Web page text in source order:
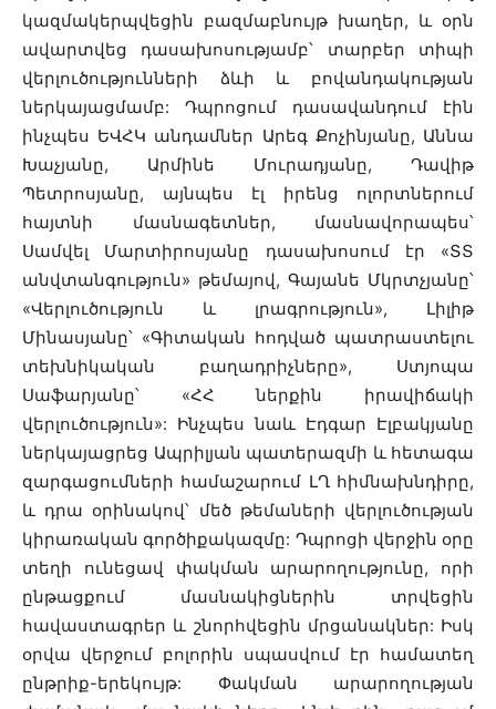
կազմակերպվեցին բազմաբնույթ խաղեր, և օրն
ավարտվեց դասախոսությամբ՝ տարբեր տիպի
վերլուծությունների ձևի և բովանդակության
ներկայացմամբ: Դպրոցում դասավանդում էին
ինչպես ԵՎՀԿ անդամներ Արեգ Քոչինյանը, Աննա
Խաչյանը, Արմինե Մուրադյանը, Դավիթ
Պետրոսյանը, այնպես էլ իրենց ոլորտներում
հայտնի մասնագետներ, մասնավորապես՝
Սամվել Մարտիրոսյանը դասախոսում էր «ՏՏ
անվտանգություն» թեմայով, Գայանե Մկրտչյանը՝
«Վերլուծություն և լրագրություն», Լիլիթ
Մինասյանը՝ «Գիտական հոդված պատրաստելու
տեխնիկական բաղադրիչները», Ստյոպա
Սաֆարյանը՝ «ՀՀ ներքին իրավիճակի
վերլուծություն»: Ինչպես նաև Էդգար Էլբակյանը
ներկայացրեց Ապրիլյան պատերազմի և հետագա
զարգացումների համաշարում ԼՂ հիմնախնդիրը,
և դրա օրինակով՝ մեծ թեմաների վերլուծության
կիրառական գործիքակազմը: Դպրոցի վերջին օրը
տեղի ունեցավ փակման արարողությունը, որի
ընթացքում մասնակիցներին տրվեցին
հավաստագրեր և շնորհվեցին մրցանակներ: Իսկ
օրվա վերջում բոլորին սպասվում էր համատեղ
ընթրիք-երեկույթ: Փակման արարողության